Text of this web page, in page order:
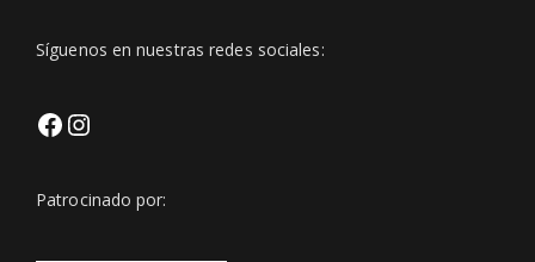
Síguenos en nuestras redes sociales:
Igsh=Z3BveWt0bmxjNmVp
Patrocinado por: